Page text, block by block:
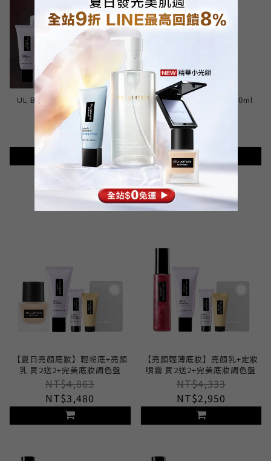
UL BLOCKBOOSTER RENO
NT$1,500
定妝噴霧送新品亮顏乳10ml
NT$1,950
NT$1,450
【夏日亮顏底妝】輕粉底+亮顏
乳 買2送2+完美底妝調色盤
NT$4,863
NT$3,480
【亮顏輕薄底妝】亮顏乳+定妝
噴霧 買2送2+完美底妝調色盤
NT$4,333
NT$2,950